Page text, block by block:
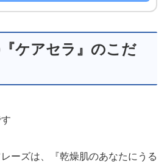
ケアセラ』のこだ
ーズは、『乾燥肌のあなたにうる